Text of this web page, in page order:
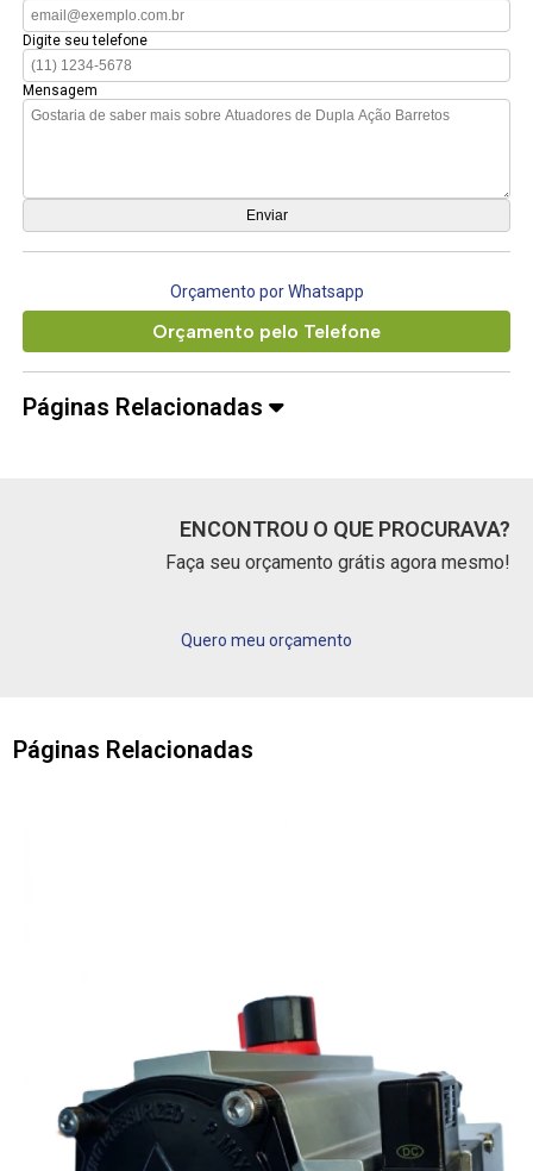
Digite seu telefone
Mensagem
Orçamento por Whatsapp
Orçamento pelo Telefone
Páginas Relacionadas
ENCONTROU O QUE PROCURAVA?
Faça seu orçamento grátis agora mesmo!
Quero meu orçamento
Páginas Relacionadas